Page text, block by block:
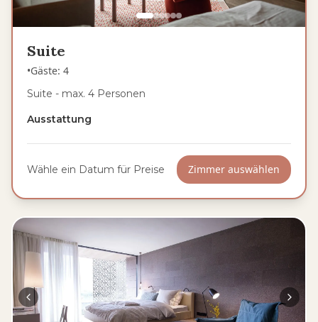
Suite
•Gäste: 4
Suite - max. 4 Personen
Ausstattung
Wähle ein Datum für Preise Zimmer auswählen